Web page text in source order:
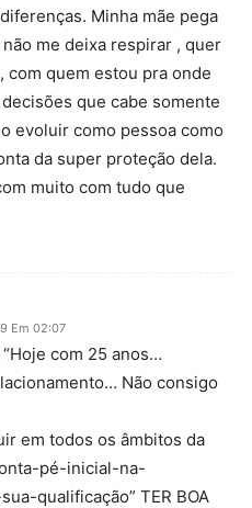
Minha mãe pega
me deixa respirar , quer
com quem estou pra onde
que cabe somente
evoluir como pessoa como
da super proteção dela.
muito com tudo que
Em 02:07
com 25 anos…
Não consigo
em todos os âmbitos da
pé-inicial-na-
qualificação” TER BOA